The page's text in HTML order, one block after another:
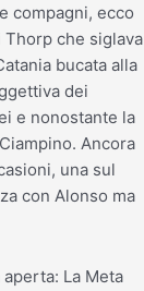
compagni, ecco
che siglava
bucata alla
dei
e nonostante la
Ancora
una sul
con Alonso ma
La Meta